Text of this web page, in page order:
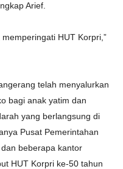
Arief.
HUT Korpri,”
telah menyalurkan
bagi anak yatim dan
yang berlangsung di
Pusat Pemerintahan
beberapa kantor
HUT Korpri ke-50 tahun